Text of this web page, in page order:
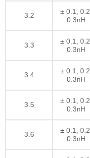
3.2
± 0.1, 0.2,
0.3nH
3.3
± 0.1, 0.2,
0.3nH
3.4
± 0.1, 0.2,
0.3nH
3.5
± 0.1, 0.2,
0.3nH
3.6
± 0.1, 0.2,
0.3nH